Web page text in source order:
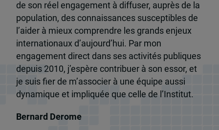
de son réel engagement à diffuser, auprès de la
population, des connaissances susceptibles de
l’aider à mieux comprendre les grands enjeux
internationaux d’aujourd’hui. Par mon
engagement direct dans ses activités publiques
depuis 2010, j’espère contribuer à son essor, et
je suis fier de m’associer à une équipe aussi
dynamique et impliquée que celle de l’Institut.
Bernard Derome